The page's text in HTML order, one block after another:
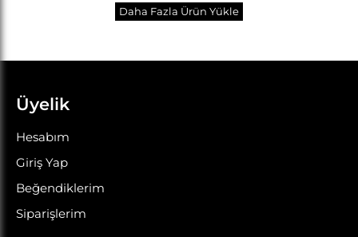
Daha Fazla Ürün Yükle
Üyelik
Hesabım
Giriş Yap
Beğendiklerim
Siparişlerim